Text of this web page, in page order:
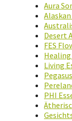
Aura
Desert
FES
Living
Pegasus
PHI